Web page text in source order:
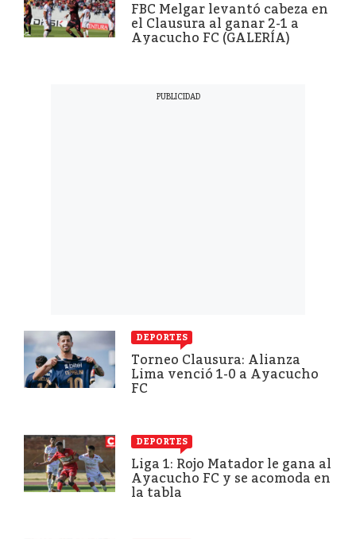
FBC Melgar levantó cabeza en
el Clausura al ganar 2-1 a
Ayacucho FC (GALERÍA)
DEPORTES
Torneo Clausura: Alianza
Lima venció 1-0 a Ayacucho
FC
DEPORTES
Liga 1: Rojo Matador le gana al
Ayacucho FC y se acomoda en
la tabla